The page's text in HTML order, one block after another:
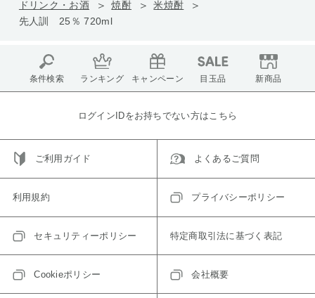
ドリンク・お酒
焼酎
米焼酎
先人訓 25％ 720ml
条件検索 ランキング キャンペーン 目玉品 新商品
ログインIDをお持ちでない方はこちら
ご利用ガイド よくあるご質問
利用規約 プライバシーポリシー
セキュリティーポリシー 特定商取引法に基づく表記
Cookieポリシー 会社概要